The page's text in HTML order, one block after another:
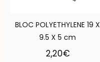
BLOC POLYETHYLENE 19 X
9.5 X 5 cm
2,20€